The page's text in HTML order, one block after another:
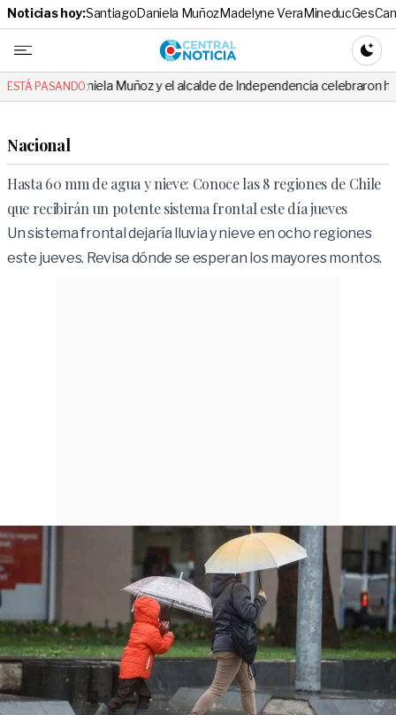
Noticias hoy:SantiagoDaniela MuñozMadelyne VeraMineducGes
Central
ESTÁ PASANDO:
Muñoz y el alcalde de Independencia celebraron hito: el mensaje
Nacional
Hasta 60 mm de agua y nieve: Conoce las 8 regiones de Chile
que recibirán un potente sistema frontal este día jueves
Un sistema frontal dejaría lluvia y nieve en ocho regiones
este jueves. Revisa dónde se esperan los mayores montos.